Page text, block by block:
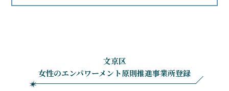
文京区
女性のエンパワーメント原則推進事業所登録